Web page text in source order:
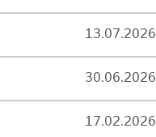
13.07.2026
30.06.2026
17.02.2026